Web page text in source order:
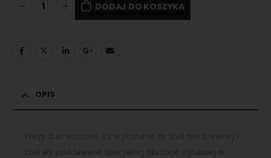
DODAJ DO KOSZYKA
OPIS
Frezy diamentowe są wykonane ze stali nierdzewnej i
zostały poddawane specjalnej obróbce zgrubnej w